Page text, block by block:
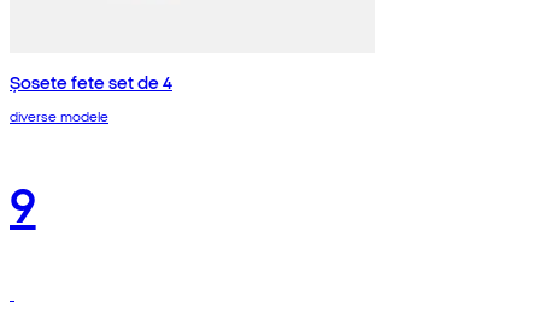
Șosete fete set de 4
diverse modele
9